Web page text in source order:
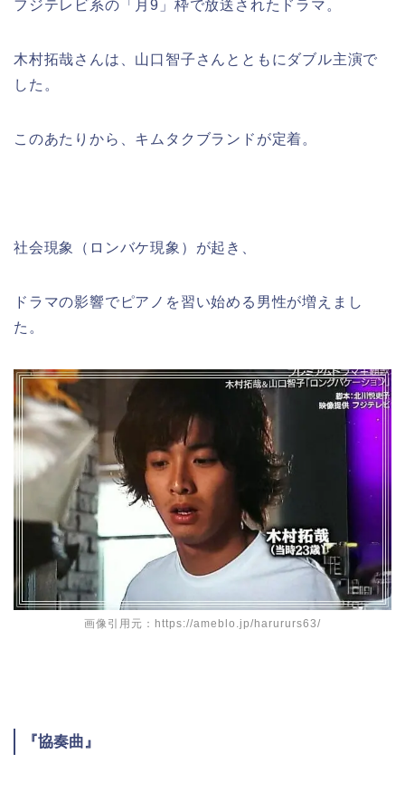
フジテレビ系の「月9」枠で放送されたドラマ。
木村拓哉さんは、山口智子さんとともにダブル主演で
した。
このあたりから、キムタクブランドが定着。
社会現象（ロンバケ現象）が起き、
ドラマの影響でピアノを習い始める男性が増えまし
た。
画像引用元：https://ameblo.jp/harururs63/
『協奏曲』